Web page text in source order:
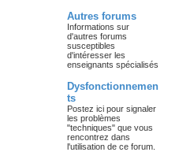
Autres forums
Informations sur
d'autres forums
susceptibles
d'intéresser les
enseignants spécialisés
Dysfonctionnemen
ts
Postez ici pour signaler
les problèmes
"techniques" que vous
rencontrez dans
l'utilisation de ce forum.